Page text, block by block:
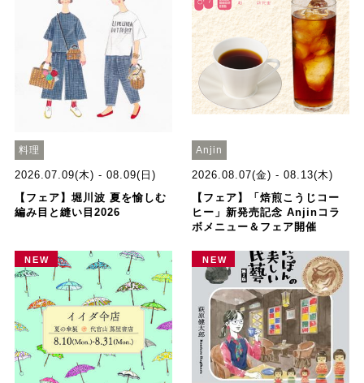
料理
2026.07.09(木) - 08.09(日)
【フェア】堀川波 夏を愉しむ
編み目と縫い目2026
Anjin
2026.08.07(金) - 08.13(木)
【フェア】「焙煎こうじコー
ヒー」新発売記念 Anjinコラ
ボメニュー＆フェア開催
NEW NEW